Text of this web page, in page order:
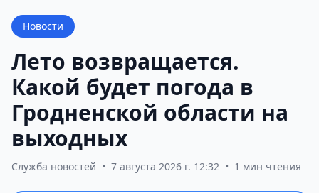
Новости
Лето возвращается.
Какой будет погода в
Гродненской области на
выходных
Служба новостей • 7 августа 2026 г. 12:32 • 1 мин чтения